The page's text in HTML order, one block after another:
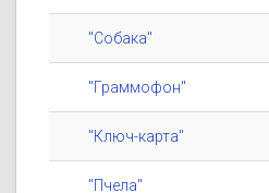
"Собака"
"Граммофон"
"Ключ-карта"
"Пчела"